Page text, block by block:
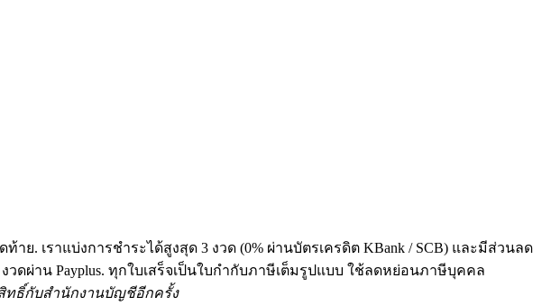
. เราแบ่งการชำระได้สูงสุด 3 งวด (0% ผ่านบัตรเครดิต KBank / SCB) และมีส่วนลด
งวดผ่าน Payplus. ทุกใบเสร็จเป็นใบกำกับภาษีเต็มรูปแบบ ใช้ลดหย่อนภาษีบุคคล
ทธิ์กับสำนักงานบัญชีอีกครั้ง